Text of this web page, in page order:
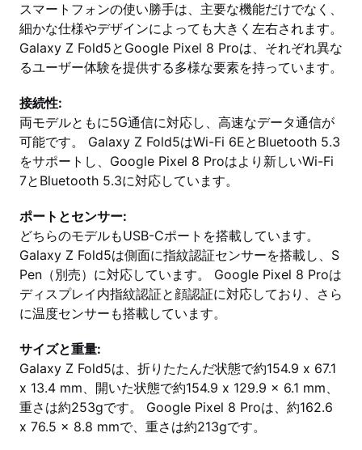
スマートフォンの使い勝手は、主要な機能だけでなく、
細かな仕様やデザインによっても大きく左右されます。
Galaxy Z Fold5とGoogle Pixel 8 Proは、それぞれ異な
るユーザー体験を提供する多様な要素を持っています。
接続性:
両モデルともに5G通信に対応し、高速なデータ通信が
可能です。 Galaxy Z Fold5はWi-Fi 6EとBluetooth 5.3
をサポートし、Google Pixel 8 Proはより新しいWi-Fi
7とBluetooth 5.3に対応しています。
ポートとセンサー:
どちらのモデルもUSB-Cポートを搭載しています。
Galaxy Z Fold5は側面に指紋認証センサーを搭載し、S
Pen（別売）に対応しています。 Google Pixel 8 Proは
ディスプレイ内指紋認証と顔認証に対応しており、さら
に温度センサーも搭載しています。
サイズと重量:
Galaxy Z Fold5は、折りたたんだ状態で約154.9 x 67.1
x 13.4 mm、開いた状態で約154.9 x 129.9 x 6.1 mm、
重さは約253gです。 Google Pixel 8 Proは、約162.6
x 76.5 x 8.8 mmで、重さは約213gです。